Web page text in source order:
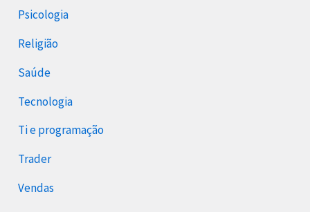
Psicologia
Religião
Saúde
Tecnologia
Ti e programação
Trader
Vendas